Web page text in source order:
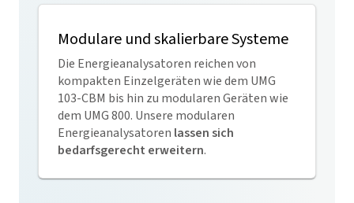
Modulare und skalierbare Systeme
Die Energieanalysatoren reichen von
kompakten Einzelgeräten wie dem UMG
103-CBM bis hin zu modularen Geräten wie
dem UMG 800. Unsere modularen
Energieanalysatoren lassen sich
bedarfsgerecht erweitern.